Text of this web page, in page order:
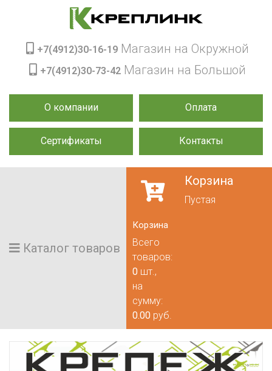
О компании Оплата
Сертификаты Контакты
+7(4912)30-16-19 Магазин на Окружной
+7(4912)30-73-42 Магазин на Большой
Каталог товаров
Корзина
Пустая
Корзина
Всего
товаров:
0 шт.,
на
сумму:
0.00 руб.